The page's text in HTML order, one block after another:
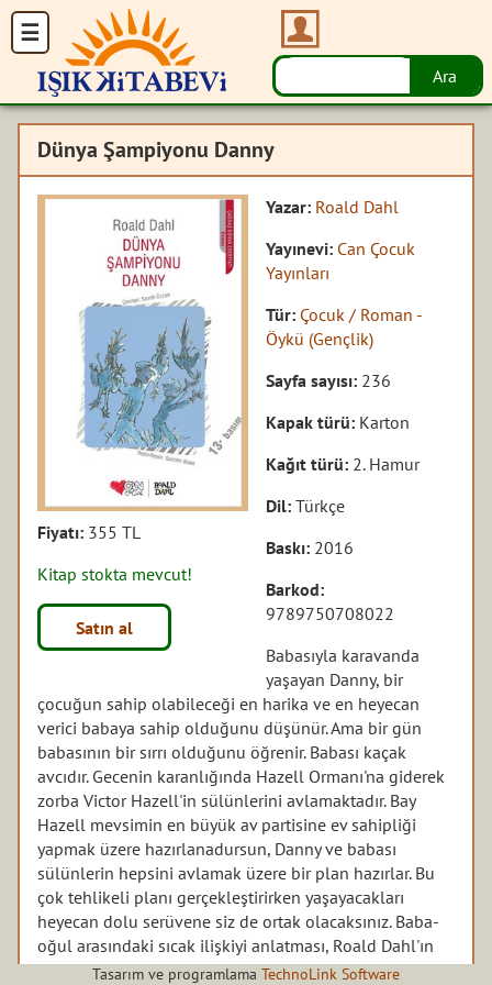
Dünya Şampiyonu Danny
Fiyatı: 355 TL
Kitap stokta mevcut!
Satın al
Yazar: Roald Dahl
Yayınevi: Can Çocuk
Yayınları
Tür: Çocuk / Roman -
Öykü (Gençlik)
Sayfa sayısı: 236
Kapak türü: Karton
Kağıt türü: 2. Hamur
Dil:Türkçe
Baskı: 2016
Barkod:
9789750708022
Babasıyla karavanda
yaşayan Danny, bir
çocuğun sahip olabileceği en harika ve en heyecan
verici babaya sahip olduğunu düşünür. Ama bir gün
babasının bir sırrı olduğunu öğrenir. Babası kaçak
avcıdır. Gecenin karanlığında Hazell Ormanı'na giderek
zorba Victor Hazell'in sülünlerini avlamaktadır. Bay
Hazell mevsimin en büyük av partisine ev sahipliği
yapmak üzere hazırlanadursun, Danny ve babası
sülünlerin hepsini avlamak üzere bir plan hazırlar. Bu
çok tehlikeli planı gerçekleştirirken yaşayacakları
heyecan dolu serüvene siz de ortak olacaksınız. Baba-
oğul arasındaki sıcak ilişkiyi anlatması, Roald Dahl'ın
çok sevdiği kırsal bölgeyi gerçekçi bir şekilde
Tasarım ve programlama TechnoLink Software